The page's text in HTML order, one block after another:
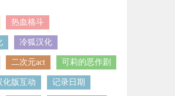
将带来紧张刺激的时刻，每一次决策都关乎
热血格斗
冷狐汉化
二次元act 可莉的恶作剧
化版互动 记录日期